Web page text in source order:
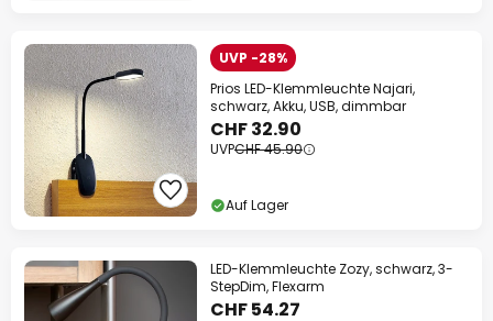
UVP -28%
Prios LED-Klemmleuchte Najari,
schwarz, Akku, USB, dimmbar
CHF 32.90
UVPCHF 45.90
Auf Lager
LED-Klemmleuchte Zozy, schwarz, 3-
StepDim, Flexarm
CHF 54.27